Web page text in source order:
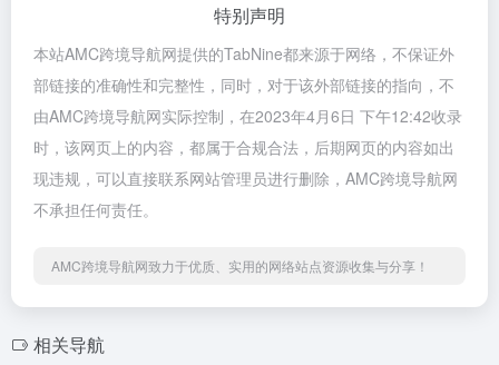
特别声明
本站AMC跨境导航网提供的TabNine都来源于网络，不保证外
部链接的准确性和完整性，同时，对于该外部链接的指向，不
由AMC跨境导航网实际控制，在2023年4月6日 下午12:42收录
时，该网页上的内容，都属于合规合法，后期网页的内容如出
现违规，可以直接联系网站管理员进行删除，AMC跨境导航网
不承担任何责任。
AMC跨境导航网致力于优质、实用的网络站点资源收集与分享！
相关导航